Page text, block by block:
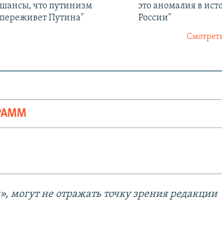
шансы, что путинизм
переживет Путина"
это аномалия в
России"
могут не отражать точку зрения редакции